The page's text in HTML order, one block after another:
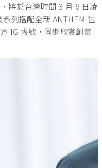
將於台灣時間 3 月 6 日凌
列搭配全新 ANTHEM 包
IG 帳號，同步欣賞創意